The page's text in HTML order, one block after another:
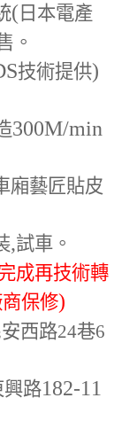
( 日本電產
。
技術提供)
300M/min
廂藝匠貼皮
,試車。
成再技術轉
保修)
西路24巷6
興路182-11